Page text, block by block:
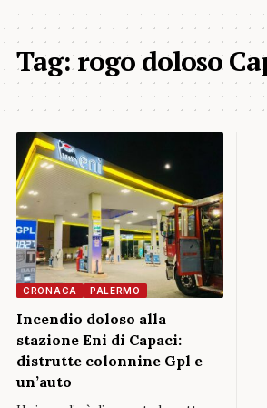
Tag:rogo doloso
CRONACA PALERMO
Incendio doloso alla
stazione Eni di Capaci:
distrutte colonnine Gpl e
un’auto